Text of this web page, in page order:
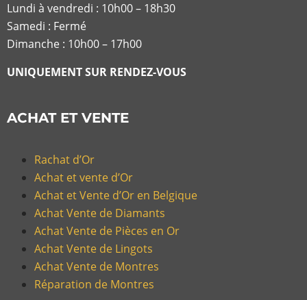
Lundi à vendredi : 10h00 – 18h30
Samedi : Fermé
Dimanche : 10h00 – 17h00
UNIQUEMENT SUR RENDEZ-VOUS
ACHAT ET VENTE
Rachat d’Or
Achat et vente d’Or
Achat et Vente d’Or en Belgique
Achat Vente de Diamants
Achat Vente de Pièces en Or
Achat Vente de Lingots
Achat Vente de Montres
Réparation de Montres